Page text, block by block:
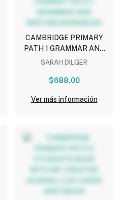
CAMBRIDGE PRIMARY
PATH 1 GRAMMAR AND
WRITING WORKBOOK
SARAH DILGER
$688.00
Ver más información